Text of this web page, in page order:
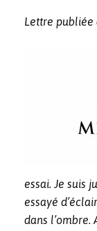
Lettre publiée
essai. Je suis
essayé
dans